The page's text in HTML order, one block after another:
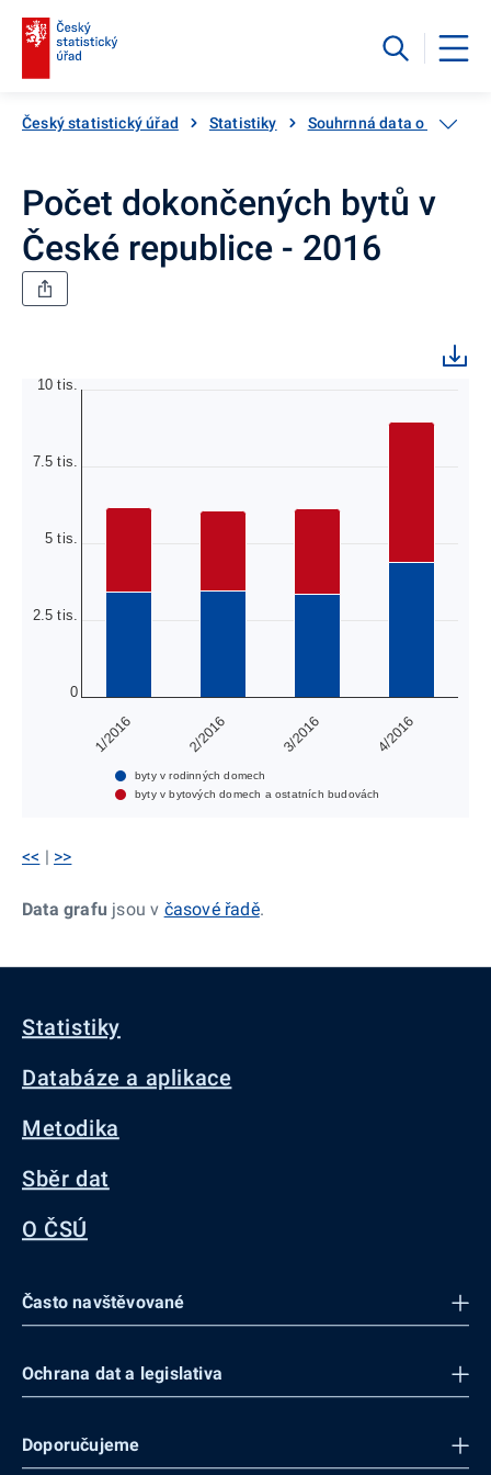
Český statistický úřad Statistiky Souhrnná data o Česku
Počet dokončených bytů v
České republice - 2016
0
2.5 tis.
5 tis.
7.5 tis.
10 tis.
byty v rodinných domech
byty v bytových domech a ostatních budovách
1/2016 2/2016 3/2016 4/2016
<< | >>
Data grafu jsou v časové řadě.
Statistiky
Databáze a aplikace
Metodika
Sběr dat
O ČSÚ
Často navštěvované
Ochrana dat a legislativa
Doporučujeme